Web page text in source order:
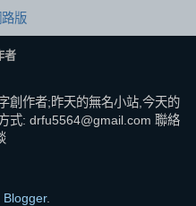
版
者
創作者;昨天的無名小站,今天的
式: drfu5564@gmail.com 聯絡
Blogger.